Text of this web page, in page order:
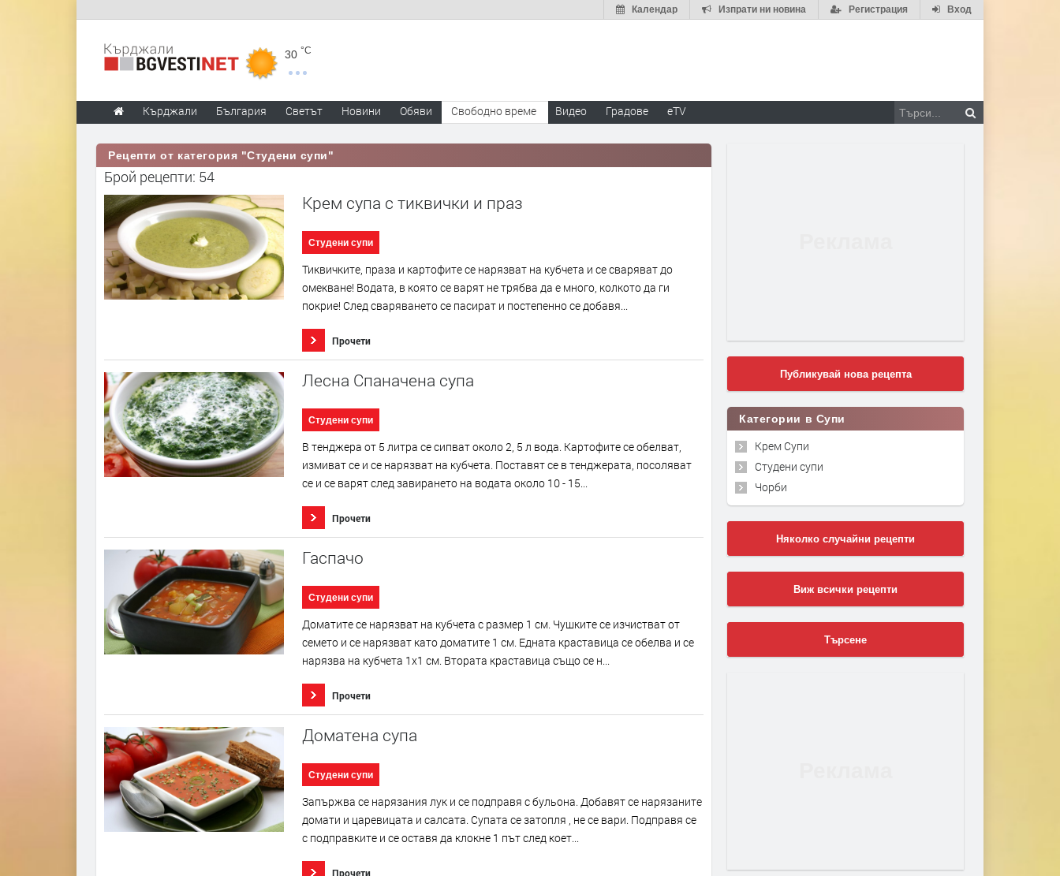
Вход
Регистрация
Изпрати ни новина
Календар
30 °C
Кърджали България Светът Новини Обяви Свободно време Видео Градове eTV
Рецепти от категория "Студени супи"
Брой рецепти: 54
Крем супа с тиквички и праз
Студени супи
Тиквичките, праза и картофите се нарязват на кубчета и се сваряват до
омекване! Водата, в която се варят не трябва да е много, колкото да ги
покрие! След сваряването се пасират и постепенно се добавя...
Прочети
Лесна Спаначена супа
Студени супи
В тенджера от 5 литра се сипват около 2, 5 л вода. Картофите се обелват,
измиват се и се нарязват на кубчета. Поставят се в тенджерата, посоляват
се и се варят след завирането на водата около 10 - 15...
Прочети
Гаспачо
Студени супи
Доматите се нарязват на кубчета с размер 1 см. Чушките се изчистват от
семето и се нарязват като доматите 1 см. Едната краставица се обелва и се
нарязва на кубчета 1х1 см. Втората краставица също се н...
Прочети
Доматена супа
Студени супи
Запържва се нарязания лук и се подправя с бульона. Добавят се нарязаните
домати и царевицата и салсата. Супата се затопля , не се вари. Подправя се
с подправките и се оставя да клокне 1 път след коет...
Прочети
Публикувай нова рецепта
Категории в Супи
Крем Супи
Студени супи
Чорби
Няколко случайни рецепти
Виж всички рецепти
Търсене